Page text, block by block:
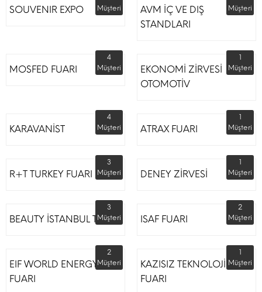
SOUVENIR EXPO
Müşteri
AVM İÇ VE DIŞ
STANDLARI
Müşteri
MOSFED FUARI
4
Müşteri
EKONOMİ ZİRVESİ
OTOMOTİV
1
Müşteri
KARAVANİST
4
Müşteri
ATRAX FUARI
1
Müşteri
R+T TURKEY FUARI
3
Müşteri
DENEY ZİRVESİ
1
Müşteri
BEAUTY İSTANBUL TÜYAP
3
Müşteri
ISAF FUARI
2
Müşteri
EIF WORLD ENERGY
FUARI
2
Müşteri
KAZISIZ TEKNOLOJİLER
FUARI
1
Müşteri